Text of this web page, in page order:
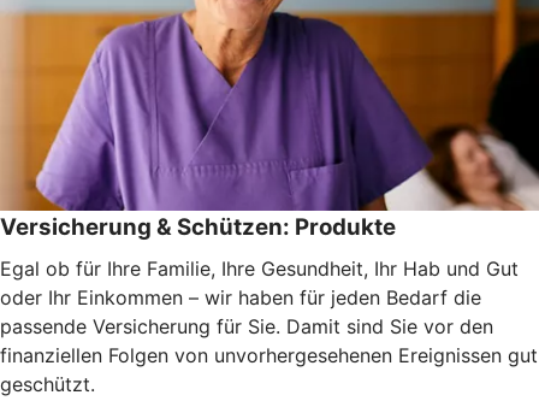
Versicherung & Schützen: Produkte
Egal ob für Ihre Familie, Ihre Gesundheit, Ihr Hab und Gut
oder Ihr Einkommen – wir haben für jeden Bedarf die
passende Versicherung für Sie. Damit sind Sie vor den
finanziellen Folgen von unvorhergesehenen Ereignissen gut
geschützt.